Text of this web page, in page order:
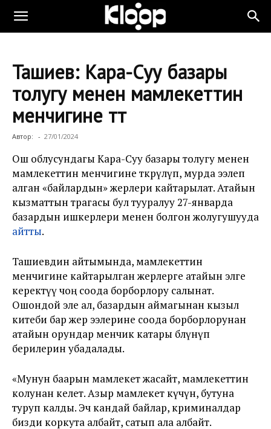
Ташиев: Кара-Суу базары
толугу менен мамлекеттин
менчигине өтөт
Автор: - 27/01/2024
Ош облусундагы Кара-Суу базары толугу менен
мамлекеттин менчигине өткөрүлүп, мурда ээлеп
алган «байлардын» жерлери кайтарылат. Атайын
кызматтын төрагасы бул тууралуу 27-январда
базардын ишкерлери менен болгон жолугушууда
айтты.
Ташиевдин айтымында, мамлекеттин
менчигине кайтарылган жерлерге атайын элге
керектүү чоң соода борборлору салынат.
Ошондой эле ал, базардын аймагынан кызыл
китеби бар жер ээлерине соода борборлорунан
атайын орундар менчик катары бөлүнүп
берилерин убадалады.
«Мунун баарын мамлекет жасайт, мамлекеттин
колунан келет. Азыр мамлекет күчүнө, бутуна
туруп калды. Эч кандай байлар, криминалдар
бизди коркута албайт, сатып ала албайт.